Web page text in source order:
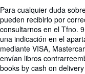
Para cualquier duda
pueden recibirlo por
consultarnos en el Tfno.
una indicación en el
mediante VISA,
envían libros
books by cash on